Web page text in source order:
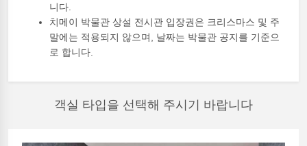
니다.
치메이 박물관 상설 전시관 입장권은 크리스마스 및 주
말에는 적용되지 않으며, 날짜는 박물관 공지를 기준으
로 합니다.
객실 타입을 선택해 주시기 바랍니다